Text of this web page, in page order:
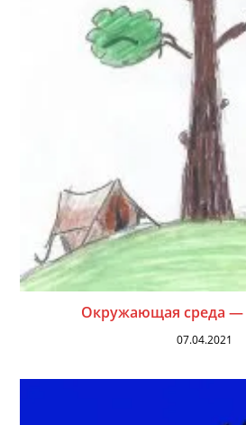
Окружающая среда —
07.04.2021